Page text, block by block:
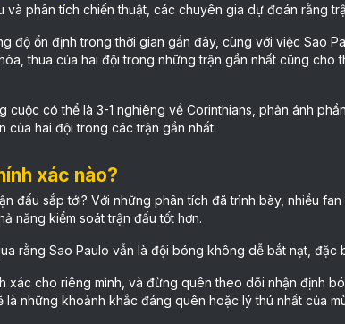
và phân tích chiến thuật, các chuyên gia dự đoán rằng
độ ổn định trong thời gian gần đây, cùng với việc Sao
thua của hai đội trong những trận gần nhất cũng
cuộc có thể là 3-1 nghiêng về Corinthians, phản ánh
của hai đội trong các trận gần nhất.
xác nào?
đấu sắp tới? Với những phân tích đã trình bày, nhiều
năng kiểm soát trận đấu tốt hơn.
rằng Sao Paulo vẫn là đội bóng không dễ bắt nạt,
xác cho riêng mình, và đừng quên theo dõi nhận định
là những khoảnh khắc đáng quên hoặc lý thú nhất của